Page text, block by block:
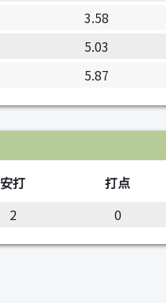
3.58
5.03
5.87
安打 打点
2 0